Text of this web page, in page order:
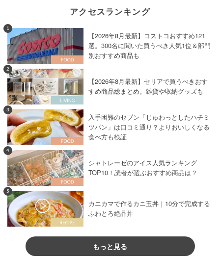
アクセスランキング
1
【2026年8月最新】コストコおすすめ121
選。300名に聞いた買うべき人気1位＆部門
別おすすめ商品も
2
【2026年8月最新】セリアで買うべきおす
すめ商品総まとめ。雑貨や収納グッズも
3
入手困難のセブン「じゅわっとしたハチミ
ツパン」は口コミ通り？よりおいしくなる
食べ方も検証
4
シャトレーゼのアイス人気ランキング
TOP10！読者が選ぶおすすめ商品は？
5
カニカマで作るカニ玉丼｜10分で完成する
ふわとろ絶品丼
もっと見る